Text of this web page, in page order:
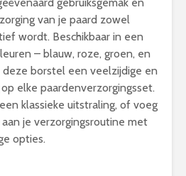
van je paard zowel
wordt. Beschikbaar in een
– blauw, roze, groen, en
borstel een veelzijdige en
elke paardenverzorgingsset.
klassieke uitstraling, of voeg
je verzorgingsroutine met
opties.